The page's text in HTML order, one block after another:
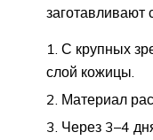
заготавливают
С крупных
слой кожицы.
Материал
Через 3–4